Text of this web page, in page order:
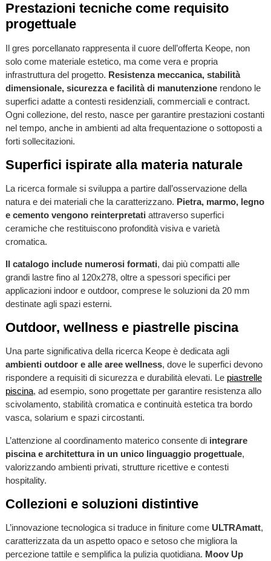
Prestazioni tecniche come requisito
progettuale
Il gres porcellanato rappresenta il cuore dell’offerta Keope, non
solo come materiale estetico, ma come vera e propria
infrastruttura del progetto. Resistenza meccanica, stabilità
dimensionale, sicurezza e facilità di manutenzionerendono le
superfici adatte a contesti residenziali, commerciali e contract.
Ogni collezione, del resto, nasce per garantire prestazioni costanti
nel tempo, anche in ambienti ad alta frequentazione o sottoposti a
forti sollecitazioni.
Superfici ispirate alla materia naturale
La ricerca formale si sviluppa a partire dall’osservazione della
natura e dei materiali che la caratterizzano. Pietra, marmo, legno
e cemento vengono reinterpretati attraverso superfici
ceramiche che restituiscono profondità visiva e varietà
cromatica.
Il catalogo include numerosi formati, dai più compatti alle
grandi lastre fino al 120x278, oltre a spessori specifici per
applicazioni indoor e outdoor, comprese le soluzioni da 20 mm
destinate agli spazi esterni.
Outdoor, wellness e piastrelle piscina
Una parte significativa della ricerca Keope è dedicata agli
ambienti outdoor e alle aree wellness, dove le superfici devono
rispondere a requisiti di sicurezza e durabilità elevati. Le piastrelle
piscina, ad esempio, sono progettate per garantire resistenza allo
scivolamento, stabilità cromatica e continuità estetica tra bordo
vasca, solarium e spazi circostanti.
L’attenzione al coordinamento materico consente di integrare
piscina e architettura in un unico linguaggio progettuale,
valorizzando ambienti privati, strutture ricettive e contesti
hospitality.
Collezioni e soluzioni distintive
L’innovazione tecnologica si traduce in finiture come ULTRAmatt,
caratterizzata da un aspetto opaco e setoso che migliora la
percezione tattile e semplifica la pulizia quotidiana. Moov Up